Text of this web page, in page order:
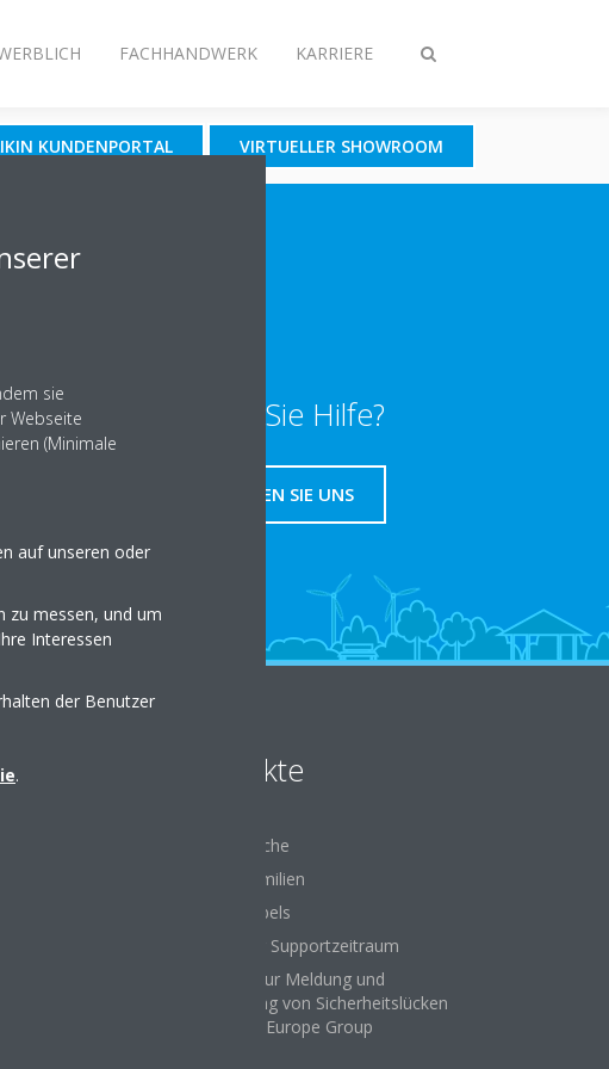
Suche
FACHHANDWERK KARRIERE
KUNDENPORTAL VIRTUELLER SHOWROOM
Benötigen Sie Hilfe?
KONTAKTIEREN SIE UNS
Produkte
Produktsuche
Produktfamilien
Energy Labels
Definierter Supportzeitraum
Richtlinie zur Meldung und
Offenlegung von Sicherheitslücken
der Daikin Europe Group
sie
Webseite
(Minimale
auf unseren oder
zu messen, und um
Interessen
der Benutzer
.